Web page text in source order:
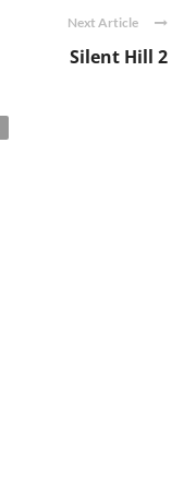
Next Article
Silent Hill 2